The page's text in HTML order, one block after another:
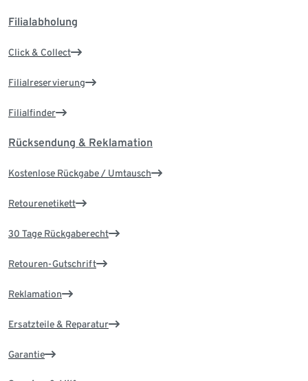
Filialabholung
Click & Collect
Filialreservierung
Filialfinder
Rücksendung & Reklamation
Kostenlose Rückgabe / Umtausch
Retourenetikett
30 Tage Rückgaberecht
Retouren-Gutschrift
Reklamation
Ersatzteile & Reparatur
Garantie